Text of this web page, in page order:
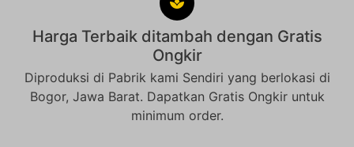
Harga Terbaik ditambah dengan Gratis
Ongkir
Diproduksi di Pabrik kami Sendiri yang berlokasi di
Bogor, Jawa Barat. Dapatkan Gratis Ongkir untuk
minimum order.